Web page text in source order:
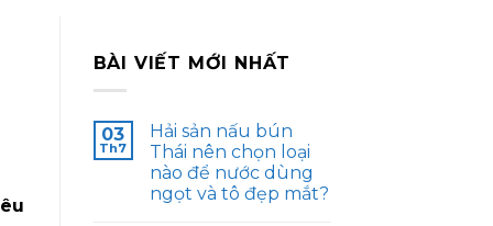
BÀI VIẾT MỚI NHẤT
03
Th7
Hải sản nấu bún
Thái nên chọn loại
nào để nước dùng
ngọt và tô đẹp mắt?